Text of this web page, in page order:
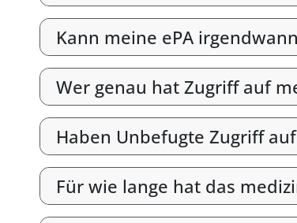
Kann meine ePA
Wer genau hat Zugriff auf
Haben Unbefugte Zugriff
Für wie lange hat das